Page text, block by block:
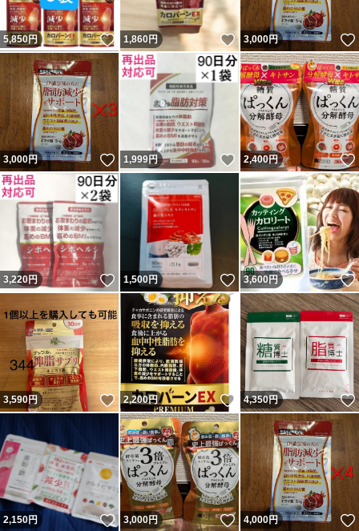
5,850円 いいね！
1,860円 いいね！
3,000円
3,000円 いいね！
1,999円 いいね！
2,400円
3,220円 いいね！
1,500円 いいね！
3,600円
3,590円 いいね！
2,200円 いいね！
4,350円
2,150円 いいね！
3,000円 いいね！
4,000円